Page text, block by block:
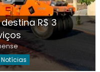
R$ 3